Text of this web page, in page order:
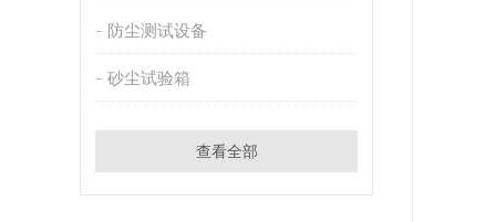
防尘测试设备
砂尘试验箱
查看全部